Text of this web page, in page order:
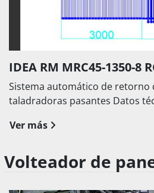
IDEA RM MRC45-1350-8
Sistema automático de retorno
taladradoras pasantes Datos
Ver más
Volteador de